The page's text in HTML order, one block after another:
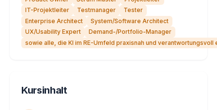
IT-Projektleiter
Testmanager
Tester
Enterprise Architect
System/Software Architect
UX/Usability Expert
Demand-/Portfolio-Manager
sowie alle, die KI im RE-Umfeld praxisnah und verantwortungsvoll
Kursinhalt